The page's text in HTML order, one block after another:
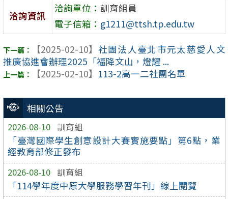
相關公告
2026-08-10 訓育組
「臺灣國際學生創意設計大賽實施要點」第6點，業
經教育部修正發布
2026-08-10 訓育組
「114學年度中原大學服務學習年刊」線上閱覽
洽詢資訊
洽詢單位： 訓育組員
電子信箱： g1211@ttsh.tp.edu.tw
【2025-02-10】 社團法人臺北市元太慈愛人文
推廣協進會辦理2025「福降文山，燈耀 ...
【2025-02-10】 113-2高一二社團名單